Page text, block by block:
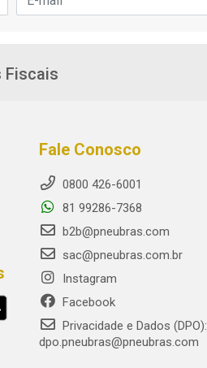
Fiscais
Fale Conosco
0800 426-6001
81 99286-7368
b2b@pneubras.com
sac@pneubras.com.br
Instagram
Facebook
Privacidade e Dados (DPO):
dpo.pneubras@pneubras.com